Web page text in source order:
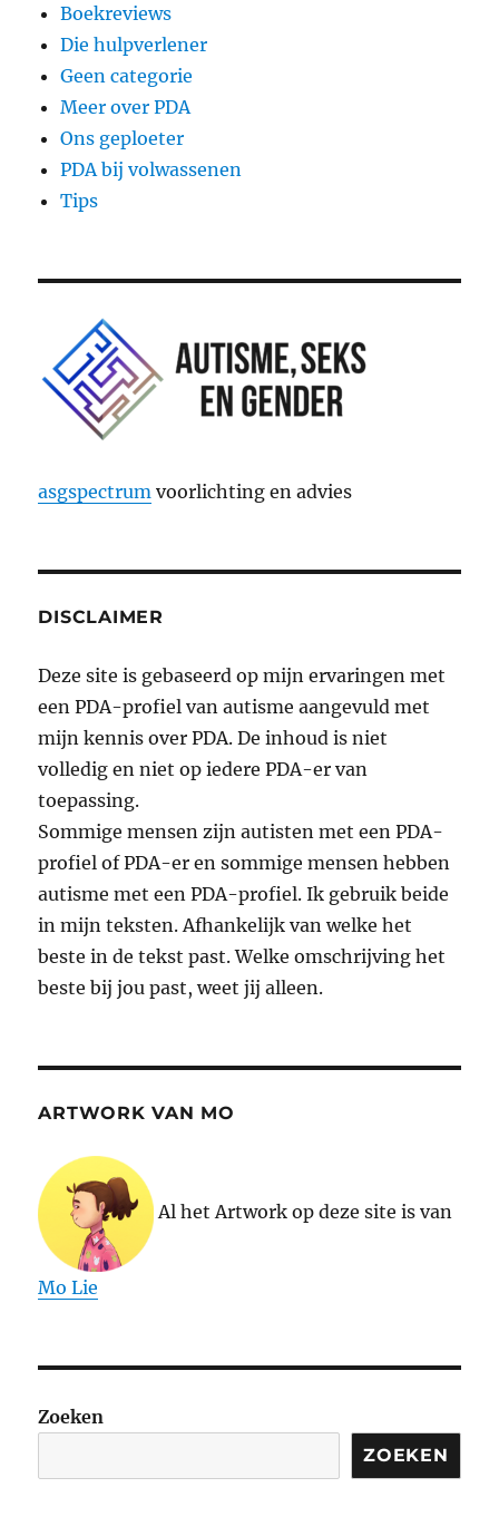
Boekreviews
Die hulpverlener
Geen categorie
Meer over PDA
Ons geploeter
PDA bij volwassenen
Tips
asgspectrum voorlichting en advies
DISCLAIMER
Deze site is gebaseerd op mijn ervaringen met
een PDA-profiel van autisme aangevuld met
mijn kennis over PDA. De inhoud is niet
volledig en niet op iedere PDA-er van
toepassing.
Sommige mensen zijn autisten met een PDA-
profiel of PDA-er en sommige mensen hebben
autisme met een PDA-profiel. Ik gebruik beide
in mijn teksten. Afhankelijk van welke het
beste in de tekst past. Welke omschrijving het
beste bij jou past, weet jij alleen.
ARTWORK VAN MO
Al het Artwork op deze site is van
Mo Lie
Zoeken
ZOEKEN